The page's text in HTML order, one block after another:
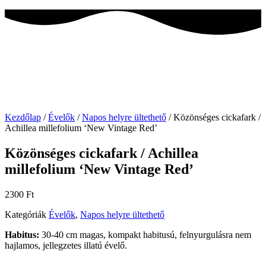
Kezdőlap /Évelők /Napos helyre ültethető / Közönséges cickafark /
Achillea millefolium ‘New Vintage Red’
Közönséges cickafark / Achillea
millefolium ‘New Vintage Red’
2300 Ft
Kategóriák Évelők, Napos helyre ültethető
Habitus: 30-40 cm magas, kompakt habitusú, felnyurgulásra nem
hajlamos, jellegzetes illatú évelő.